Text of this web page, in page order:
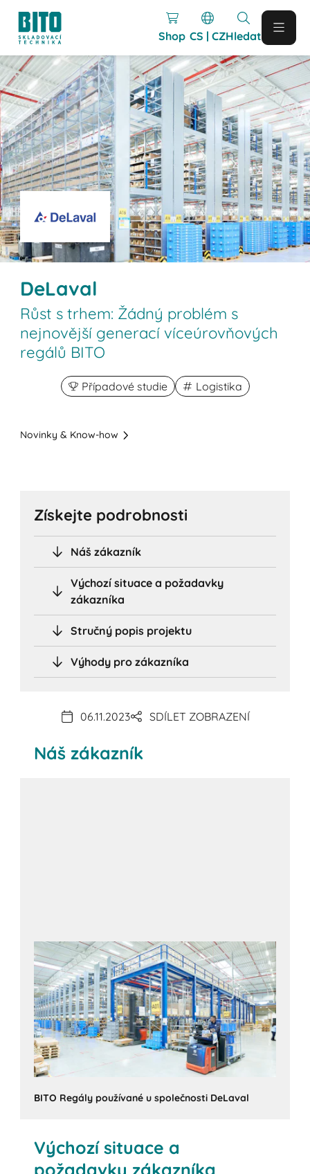
Shop CS | CZHledat
DeLaval
Růst s trhem: Žádný problém s
nejnovější generací víceúrovňových
regálů BITO
Případové studie Logistika
Novinky & Know-how
Získejte podrobnosti
Náš zákazník
Výchozí situace a požadavky
zákazníka
Stručný popis projektu
Výhody pro zákazníka
06.11.2023 SDÍLET ZOBRAZENÍ
Náš zákazník
BITO Regály používané u společnosti DeLaval
Výchozí situace a
požadavky zákazníka